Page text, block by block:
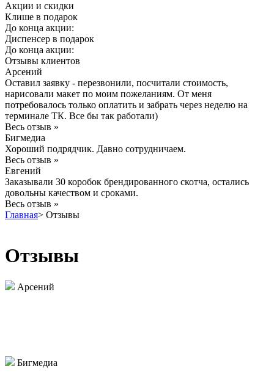
Акции и скидки
Клише в подарок
До конца акции:
Диспенсер в подарок
До конца акции:
Отзывы клиентов
Арсений
Оставил заявку - перезвонили, посчитали стоимость,
нарисовали макет по моим пожеланиям. От меня
потребовалось только оплатить и забрать через неделю на
терминале ТК. Все бы так работали)
Весь отзыв »
Бигмедиа
Хороший подрядчик. Давно сотрудничаем.
Весь отзыв »
Евгений
Заказывали 30 коробок брендированного скотча, остались
довольны качеством и сроками.
Весь отзыв »
Главная> Отзывы
Отзывы
Арсений
Бигмедиа